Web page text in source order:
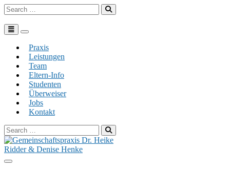
Search
for:
Toggle navigation
Praxis
Leistungen
Team
Eltern-Info
Studenten
Überweiser
Jobs
Kontakt
Search
for: